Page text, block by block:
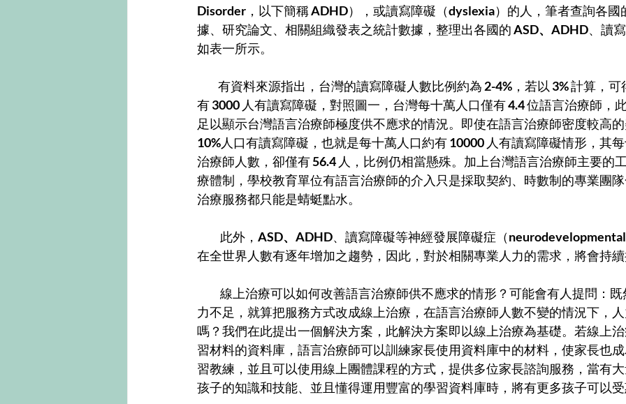
Disorder ，以下簡稱 ADHD），或讀寫障礙（dyslexia）的人，筆者查詢各國
據、研究論文、相關組織發表之統計數據，整理出各國的 ASD、ADHD、讀
如表一所示。
          有資料來源指出，台灣的讀寫障礙人數比例約為
2-4% ，若以 3% 計算，可
有 3000 人有讀寫障礙，對照圖一，台灣每十萬人口僅有 4.4 位語言治療師，
足以顯示台灣語言治療師極度供不應求的情況。即使在語言治療師密度較高
10%人口有讀寫障礙，也就是每十萬人口約有 10000 人有讀寫障礙情形，其
治療師人數，卻僅有 56.4 人，比例仍相當懸殊。加上台灣語言治療師主要的
療體制，學校教育單位有語言治療師的介入只是採取契約、時數制的專業團
治療服務都只能是蜻蜓點水。
           此外，
ASD、ADHD、讀寫障礙等神經發展障礙症（
在全世界人數有逐年增加之趨勢，因此，對於相關專業人力的需求，將會持續
力不足，就算把服務方式改成線上治療，在語言治療師人數不變的情況下，
嗎？我們在此提出一個解決方案，此解決方案即以線上治療為基礎。若線上
習材料的資料庫，語言治療師可以訓練家長使用資料庫中的材料，使家長也
習教練，並且可以使用線上團體課程的方式，提供多位家長諮詢服務，當有
孩子的知識和技能、並且懂得運用豐富的學習資料庫時，將有更多孩子可以受